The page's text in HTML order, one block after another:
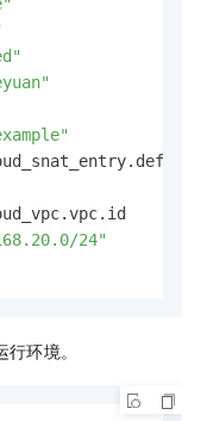
24"
行环境。